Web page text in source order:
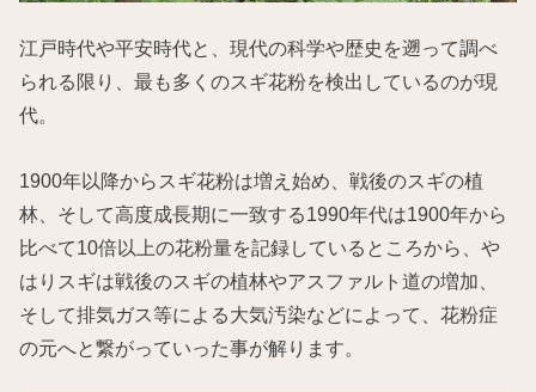
江戸時代や平安時代と、現代の科学や歴史を遡って調べ
られる限り、最も多くのスギ花粉を検出しているのが現
代。
1900年以降からスギ花粉は増え始め、戦後のスギの植
林、そして高度成長期に一致する1990年代は1900年から
比べて10倍以上の花粉量を記録しているところから、や
はりスギは戦後のスギの植林やアスファルト道の増加、
そして排気ガス等による大気汚染などによって、花粉症
の元へと繋がっていった事が解ります。